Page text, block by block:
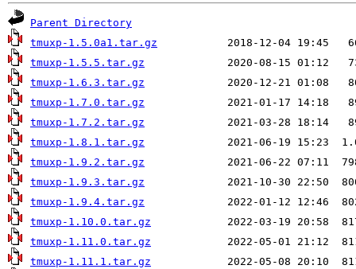
Parent Directory
tmuxp-1.5.0a1.tar.gz
tmuxp-1.5.5.tar.gz
tmuxp-1.6.3.tar.gz
tmuxp-1.7.0.tar.gz
tmuxp-1.7.2.tar.gz
tmuxp-1.8.1.tar.gz
tmuxp-1.9.2.tar.gz
tmuxp-1.9.3.tar.gz
tmuxp-1.9.4.tar.gz
tmuxp-1.10.0.tar.gz
tmuxp-1.11.0.tar.gz
tmuxp-1.11.1.tar.gz